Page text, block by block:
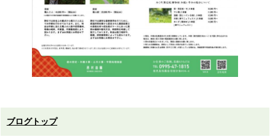
ブログトップ